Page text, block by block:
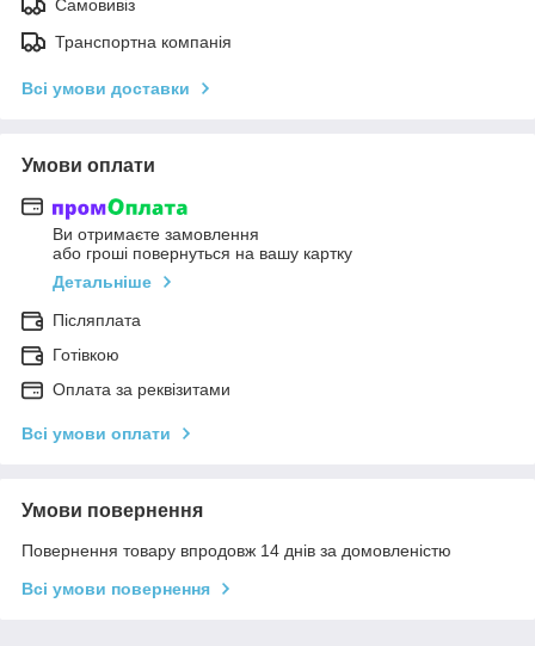
Самовивіз
Транспортна компанія
Всі умови доставки
Умови оплати
Ви отримаєте замовлення
або гроші повернуться на вашу картку
Детальніше
Післяплата
Готівкою
Оплата за реквізитами
Всі умови оплати
Умови повернення
Повернення товару впродовж 14 днів за домовленістю
Всі умови повернення